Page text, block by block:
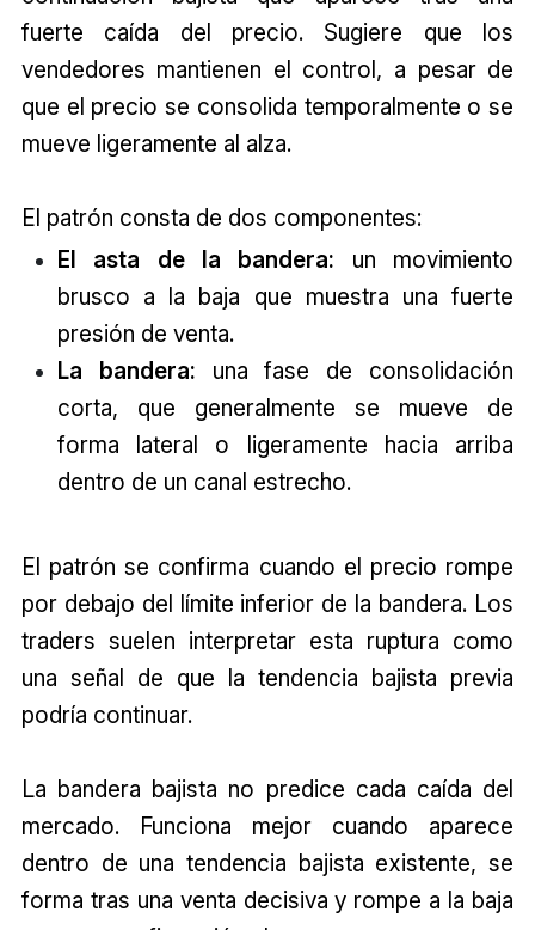
fuerte caída del precio. Sugiere que los
vendedores mantienen el control, a pesar de
que el precio se consolida temporalmente o se
mueve ligeramente al alza.
El patrón consta de dos componentes:
El asta de la bandera: un movimiento
brusco a la baja que muestra una fuerte
presión de venta.
La bandera: una fase de consolidación
corta, que generalmente se mueve de
forma lateral o ligeramente hacia arriba
dentro de un canal estrecho.
El patrón se confirma cuando el precio rompe
por debajo del límite inferior de la bandera. Los
traders suelen interpretar esta ruptura como
una señal de que la tendencia bajista previa
podría continuar.
La bandera bajista no predice cada caída del
mercado. Funciona mejor cuando aparece
dentro de una tendencia bajista existente, se
forma tras una venta decisiva y rompe a la baja